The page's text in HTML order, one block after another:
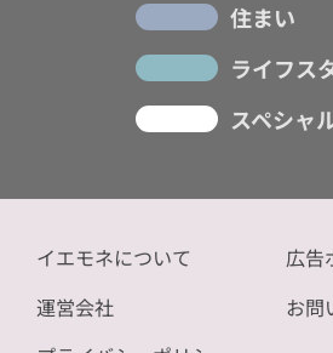
住まい
ライフス
スペシャ
イエモネについて
運営会社
広告
お問